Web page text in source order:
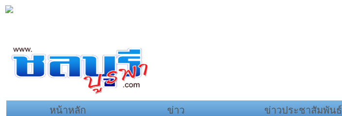
หน้าหลัก ข่าว ข่าวประชาสัมพันธ์